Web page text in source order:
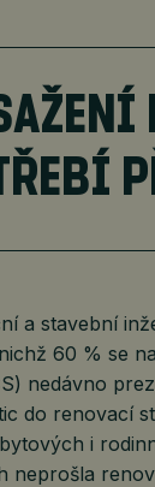
a stavební
60 % se
nedávno
do renovací
i
neprošla